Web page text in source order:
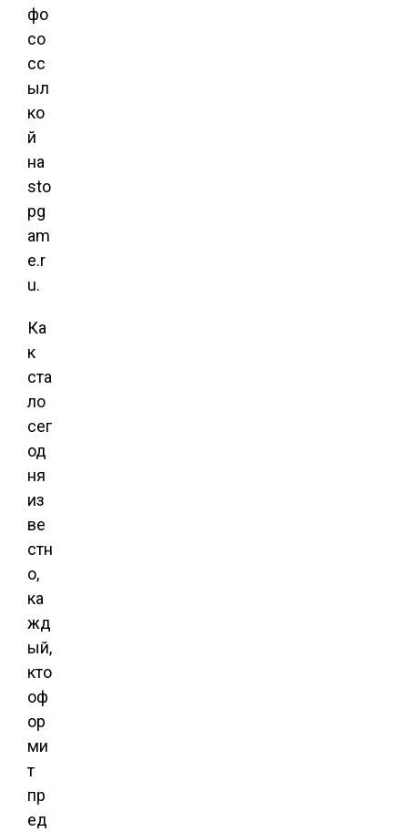
фо
со
сс
ыл
ко
й
на
sto
pg
am
e.r
u.
Ка
к
ста
ло
сег
од
ня
из
ве
стн
о,
ка
жд
ый,
кто
оф
ор
ми
т
пр
ед